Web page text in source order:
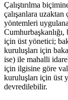
Çalıştırılma
çalışanlara uzaktan
yöntemleri
için üst yönetici;
kuruluşları için
ise) ile mahalli
için ilgisine göre
kuruluşları için üst
devredilebilir.